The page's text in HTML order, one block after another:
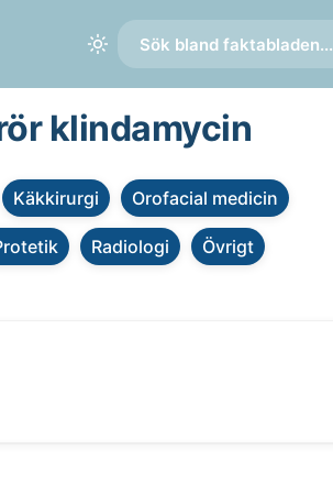
Sök bland faktabladen...
klindamycin
Käkkirurgi Orofacial medicin
Radiologi Övrigt